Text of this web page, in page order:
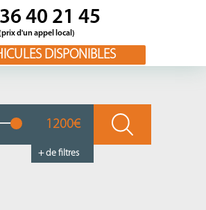
40 21 45
d'un appel local)
DISPONIBLES
1200€
+ de filtres